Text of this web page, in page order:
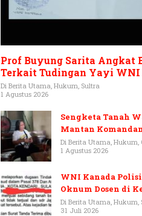
Prof Buyung Sarita Angkat
Terkait Tudingan Yayi WNI
Ditagih Utang Rp3,6 Miliar
Di Berita Utama, Hukum, Sultra
1 Agustus 2026
Sengketa Tanah
Mantan
143/HO, Ketika
Menjadi Arena
Di Berita Utama, Hukum,
1 Agustus 2026
WNI Kanada
Oknum Dosen di
Terkait Aset
Di Berita Utama, Hukum,
31 Juli 2026